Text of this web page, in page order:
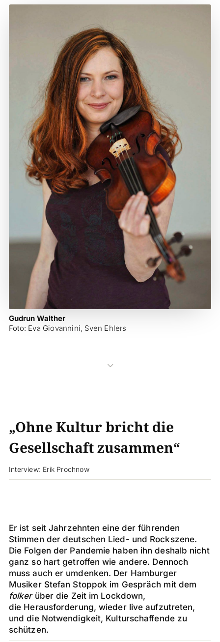
Gudrun Walther
Foto: Eva Giovannini, Sven Ehlers
3
„Ohne Kultur bricht die
Gesellschaft zusammen“
Interview: Erik Prochnow
Er ist seit Jahrzehnten eine der führenden
Stimmen der deutschen Lied- und Rockszene.
Die Folgen der Pandemie haben ihn deshalb nicht
ganz so hart getroffen wie andere. Dennoch
muss auch er umdenken. Der Hamburger
Musiker Stefan Stoppok im Gespräch mit dem
folkerüber die Zeit im Lockdown,
die Herausforderung, wieder live aufzutreten,
und die Notwendigkeit, Kulturschaffende zu
schützen.